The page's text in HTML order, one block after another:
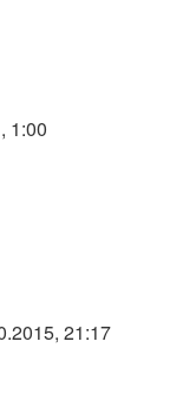
1:00
21:17